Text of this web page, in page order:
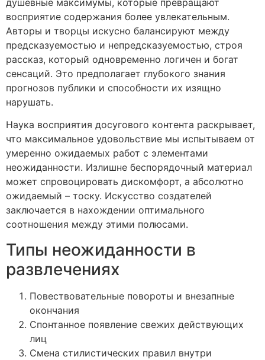
душевные максимумы, которые превращают
восприятие содержания более увлекательным.
Авторы и творцы искусно балансируют между
предсказуемостью и непредсказуемостью, строя
рассказ, который одновременно логичен и богат
сенсаций. Это предполагает глубокого знания
прогнозов публики и способности их изящно
нарушать.
Наука восприятия досугового контента раскрывает,
что максимальное удовольствие мы испытываем от
умеренно ожидаемых работ с элементами
неожиданности. Излишне беспорядочный материал
может спровоцировать дискомфорт, а абсолютно
ожидаемый – тоску. Искусство создателей
заключается в нахождении оптимального
соотношения между этими полюсами.
Типы неожиданности в
развлечениях
Повествовательные повороты и внезапные
окончания
Спонтанное появление свежих действующих
лиц
Смена стилистических правил внутри